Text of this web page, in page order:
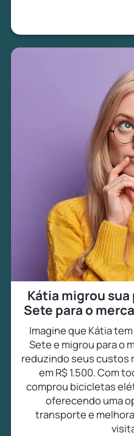
Kátia migrou sua
Sete para o
Imagine que Kátia
Sete e migrou para o
reduzindo seus custos
em R$ 1.500. Com
comprou bicicletas
oferecendo uma
transporte e